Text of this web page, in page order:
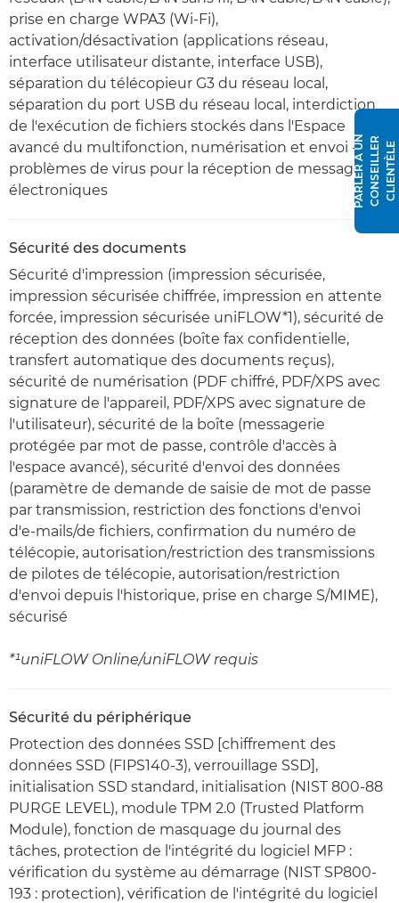
prise en charge WPA3 (Wi-Fi),
activation/désactivation (applications réseau,
interface utilisateur distante, interface USB),
séparation du télécopieur G3 du réseau local,
séparation du port USB du réseau local, interdiction
de l'exécution de fichiers stockés dans l'Espace
avancé du multifonction, numérisation et envoi -
problèmes de virus pour la réception de messages
électroniques
Sécurité des documents
Sécurité d'impression (impression sécurisée,
impression sécurisée chiffrée, impression en attente
forcée, impression sécurisée uniFLOW*1), sécurité de
réception des données (boîte fax confidentielle,
transfert automatique des documents reçus),
sécurité de numérisation (PDF chiffré, PDF/XPS avec
signature de l'appareil, PDF/XPS avec signature de
l'utilisateur), sécurité de la boîte (messagerie
protégée par mot de passe, contrôle d'accès à
l'espace avancé), sécurité d'envoi des données
(paramètre de demande de saisie de mot de passe
par transmission, restriction des fonctions d'envoi
d'e-mails/de fichiers, confirmation du numéro de
télécopie, autorisation/restriction des transmissions
de pilotes de télécopie, autorisation/restriction
d'envoi depuis l'historique, prise en charge S/MIME),
sécurisé
*¹uniFLOW Online/uniFLOW requis
Sécurité du périphérique
Protection des données SSD [chiffrement des
données SSD (FIPS140-3), verrouillage SSD],
initialisation SSD standard, initialisation (NIST 800-88
PURGE LEVEL), module TPM 2.0 (Trusted Platform
Module), fonction de masquage du journal des
tâches, protection de l'intégrité du logiciel MFP :
vérification du système au démarrage (NIST SP800-
193 : protection), vérification de l'intégrité du logiciel
P
A
R
L
E
R
À U
N
C
O
N
S
E
I
L
L
E
R
C
L
I
E
N
T
È
L E